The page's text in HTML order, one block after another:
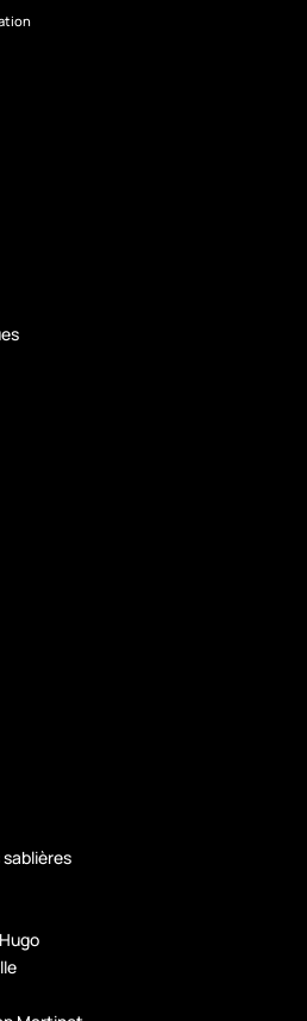
sablières